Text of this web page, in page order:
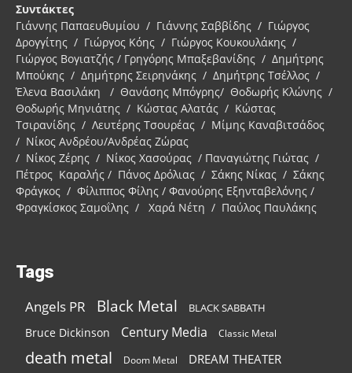
Συντάκτες
Γιάννης Παπαευθυμίου / Γιάννης Σαββίδης / Γιώργος
Δρογγίτης / Γιώργος Κόης / Γιώργος Κουκουλάκης /
Γιώργος Βογιατζής / Γρηγόρης Μπαξεβανίδης / Δημήτρης
Μπούκης / Δημήτρης Σειρηνάκης / Δημήτρης Τσέλλος /
Έλενα Βασιλάκη / Θανάσης Μπόγρης/ Θοδωρής Κλώνης /
Θοδωρής Μηνιάτης / Κώστας Αλατάς / Κώστας
Τσιρανίδης / Λευτέρης Τσουρέας / Μίμης Καναβιτσάδος
/ Νίκος Ανδρέου/Ανδρέας Ζώρας
/ Νίκος Ζέρης / Νίκος Χασούρας / Παναγιώτης Γιώτας /
Πέτρος Καραλής / Πάνος Δρόλιας / Σάκης Νίκας / Σάκης
Φράγκος / Φίλιππος Φίλης / Φανούρης Εξηνταβελόνης /
Φραγκίσκος Σαμοΐλης / Χαρά Νέτη / Παύλος Παυλάκης
Tags
Angels PR Black Metal BLACK SABBATH
Bruce Dickinson Century Media Classic Metal
death metal Doom Metal DREAM THEATER